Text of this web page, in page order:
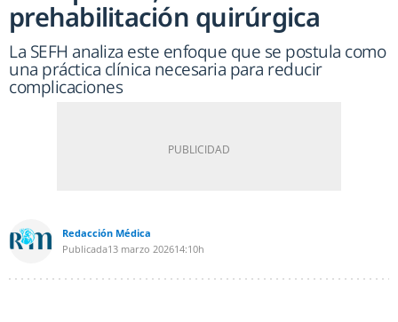
prehabilitación quirúrgica
La SEFH analiza este enfoque que se postula como
una práctica clínica necesaria para reducir
complicaciones
Redacción Médica
Publicada13 marzo 202614:10h